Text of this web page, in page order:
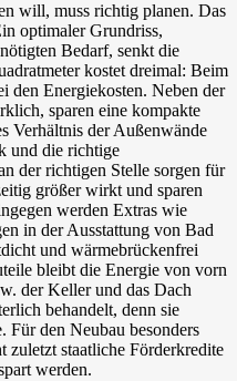
will, muss richtig planen. Das
optimaler Grundriss,
Bedarf, senkt die
kostet dreimal: Beim
den Energiekosten. Neben der
sparen eine kompakte
Verhältnis der Außenwände
und die richtige
der richtigen Stelle sorgen für
größer wirkt und sparen
werden Extras wie
in der Ausstattung von Bad
und wärmebrückenfrei
bleibt die Energie von vorn
der Keller und das Dach
behandelt, denn sie
Für den Neubau besonders
zuletzt staatliche Förderkredite
werden.